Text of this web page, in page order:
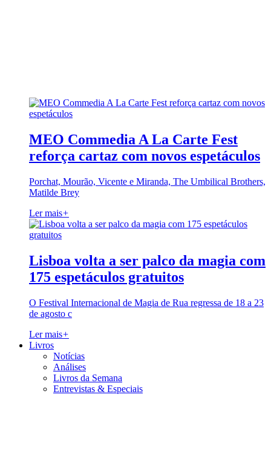
MEO Commedia A La Carte Fest
reforça cartaz com novos espetáculos
Porchat, Mourão, Vicente e Miranda, The Umbilical Brothers,
Matilde Brey
Ler mais+
Lisboa volta a ser palco da magia com
175 espetáculos gratuitos
O Festival Internacional de Magia de Rua regressa de 18 a 23
de agosto c
Ler mais+
Livros
Notícias
Análises
Livros da Semana
Entrevistas & Especiais